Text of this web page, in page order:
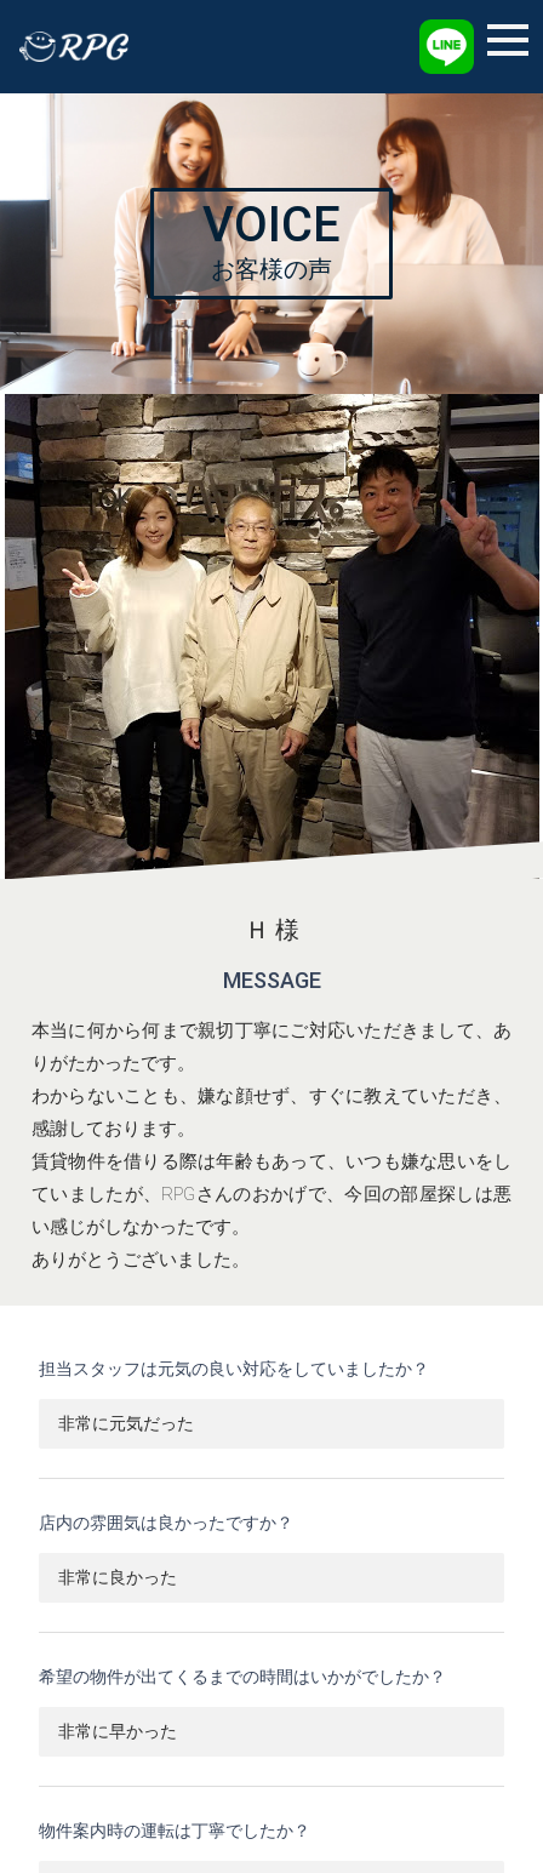
VOICE
お客様の声
Ｈ 様
MESSAGE
本当に何から何まで親切丁寧にご対応いただきまして、あ
りがたかったです。
わからないことも、嫌な顔せず、すぐに教えていただき、
感謝しております。
賃貸物件を借りる際は年齢もあって、いつも嫌な思いをし
ていましたが、RPGさんのおかげで、今回の部屋探しは悪
い感じがしなかったです。
ありがとうございました。
担当スタッフは元気の良い対応をしていましたか？
非常に元気だった
店内の雰囲気は良かったですか？
非常に良かった
希望の物件が出てくるまでの時間はいかがでしたか？
非常に早かった
物件案内時の運転は丁寧でしたか？